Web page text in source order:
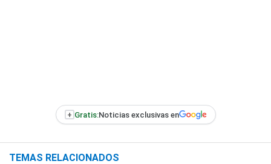
+ Gratis:Noticias exclusivas en
TEMAS RELACIONADOS